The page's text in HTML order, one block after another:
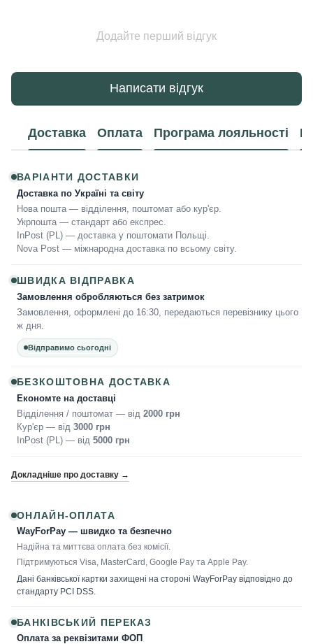
Додайте перший відгук
Написати відгук
Доставка Оплата Програма лояльності
ВАРІАНТИ ДОСТАВКИ
Доставка по Україні та світу
Нова пошта — відділення, поштомат або кур'єр.
Укрпошта — стандарт або експрес.
InPost (PL) — доставка у поштомати Польщі.
Nova Post — міжнародна доставка по всьому світу.
ШВИДКА ВІДПРАВКА
Замовлення обробляються без затримок
Замовлення, оформлені до 16:30, передаються перевізнику цього
ж дня.
Відправимо сьогодні
БЕЗКОШТОВНА ДОСТАВКА
Економте на доставці
Відділення / поштомат — від 2000 грн
Кур'єр — від 3000 грн
InPost (PL) — від 5000 грн
Докладніше про доставку →
ОНЛАЙН-ОПЛАТА
WayForPay — швидко та безпечно
Надійна та миттєва оплата без комісії.
Підтримуються Visa, MasterCard, Google Pay та Apple Pay.
Дані банківської картки захищені на стороні WayForPay відповідно до
стандарту PCI DSS.
БАНКІВСЬКИЙ ПЕРЕКАЗ
Оплата за реквізитами ФОП